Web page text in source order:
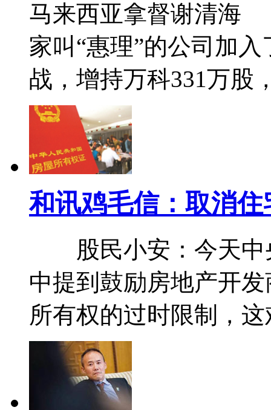
马来西亚拿督谢清海
家叫“惠理”的公司加
战，增持万科331万股
和讯鸡毛信：取消
股民小安：今天中
中提到鼓励房地产开
所有权的过时限制，